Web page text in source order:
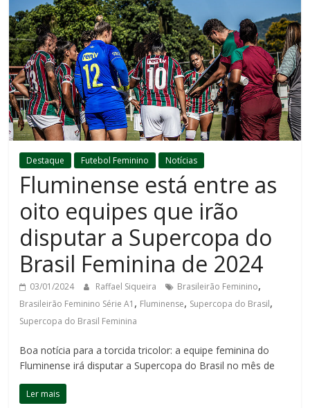
Destaque Futebol Feminino Notícias
Fluminense está entre as
oito equipes que irão
disputar a Supercopa do
Brasil Feminina de 2024
03/01/2024 Raffael Siqueira Brasileirão Feminino,
Brasileirão Feminino Série A1 , Fluminense, Supercopa do Brasil,
Supercopa do Brasil Feminina
Boa notícia para a torcida tricolor: a equipe feminina do
Fluminense irá disputar a Supercopa do Brasil no mês de
Ler mais